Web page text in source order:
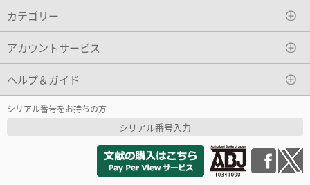
カテゴリー
アカウントサービス
ヘルプ＆ガイド
シリアル番号をお持ちの方
シリアル番号入力